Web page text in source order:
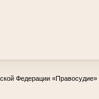
Федерации «Правосудие»